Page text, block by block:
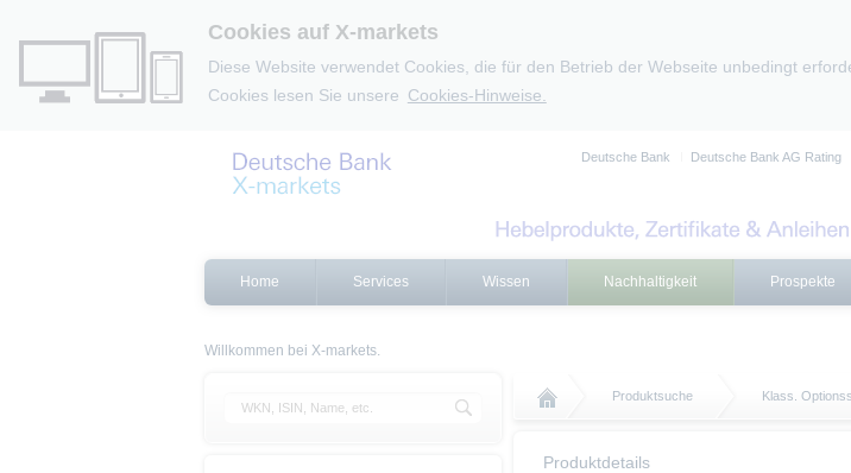
Cookies auf X-markets
Diese Website verwendet Cookies, die für den Betrieb der Webseite unbedingt
Cookies lesen Sie unsere Cookies-Hinweise.
Deutsche Bank Deutsche Bank AG Rating
Home Services Wissen Nachhaltigkeit Prospekte
Willkommen bei X-markets.
Produktsuche Klass.
Produktdetails